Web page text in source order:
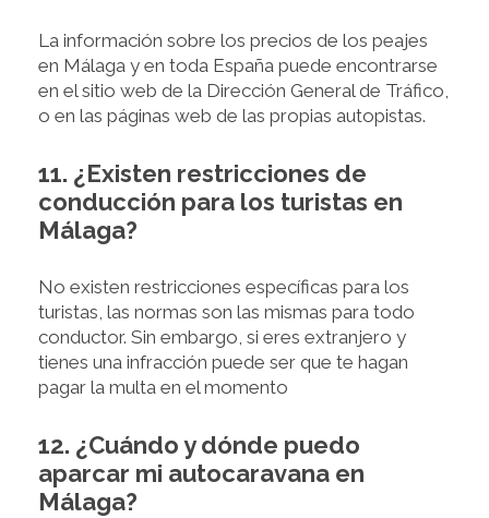
La información sobre los precios de los peajes
en Málaga y en toda España puede encontrarse
en el sitio web de la Dirección General de Tráfico,
o en las páginas web de las propias autopistas.
11. ¿Existen restricciones de
conducción para los turistas en
Málaga?
No existen restricciones específicas para los
turistas, las normas son las mismas para todo
conductor. Sin embargo, si eres extranjero y
tienes una infracción puede ser que te hagan
pagar la multa en el momento
12. ¿Cuándo y dónde puedo
aparcar mi autocaravana en
Málaga?